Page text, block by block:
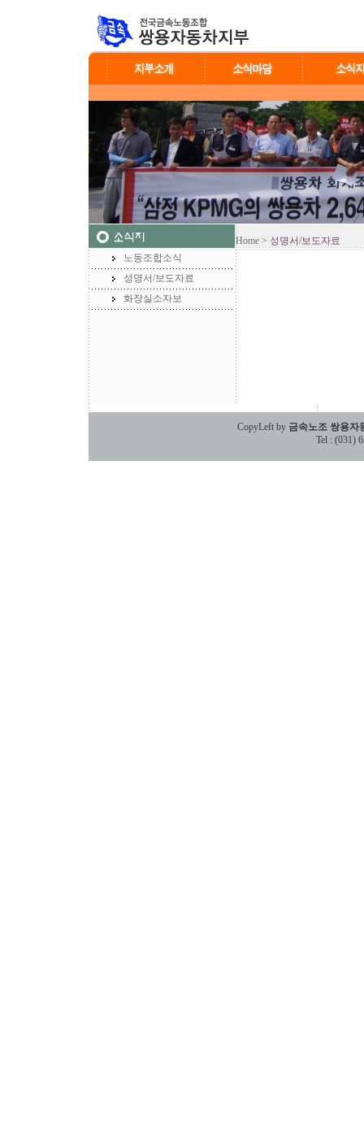
노동조합소식
성명서/보도자료
화장실소자보
Home > 성명서/보도자료
CopyLeft by 금속노조 쌍용자
Tel : (031)